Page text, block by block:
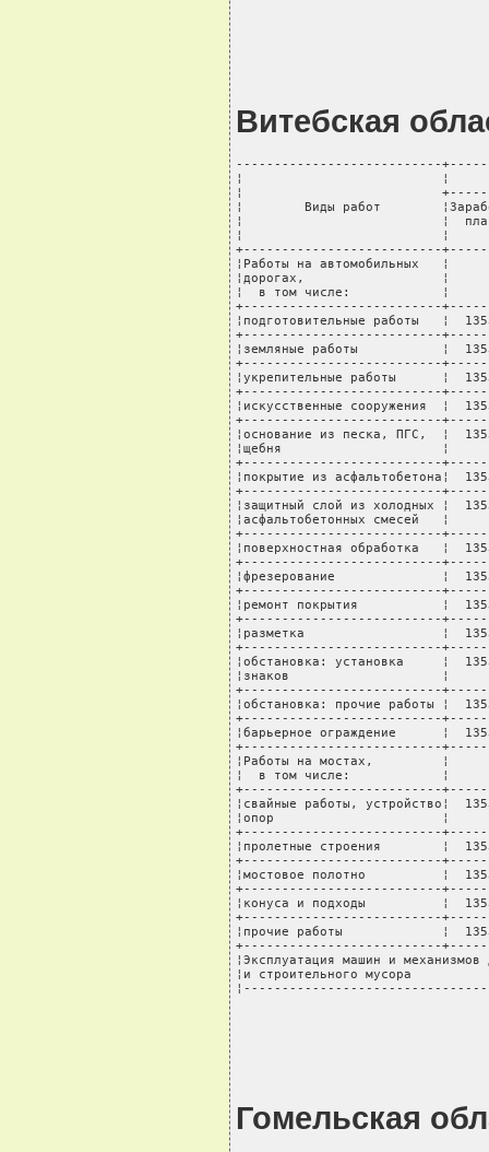
Витебская
---------------------------
¦                          ¦
¦
¦        Виды работ
¦                          ¦  плата
¦                          ¦
+--------------------------
¦Работы на
¦дорогах,
¦  в том числе:
+--------------------------
¦подготовительные работы   ¦
+--------------------------
¦земляные работы           ¦
+--------------------------
¦укрепительные работы      ¦
+--------------------------
¦искусственные сооружения  ¦
+--------------------------
¦основание из песка, ПГС,  ¦
¦щебня                     ¦
+--------------------------
¦покрытие из асфальтобетона¦
+--------------------------
¦защитный слой из холодных ¦
¦асфальтобетонных
+--------------------------
¦поверхностная обработка   ¦
+--------------------------
¦фрезерование              ¦
+--------------------------
¦ремонт покрытия           ¦
+--------------------------
¦разметка                  ¦
+--------------------------
¦обстановка: установка     ¦
¦знаков                    ¦
+--------------------------
¦обстановка: прочие работы ¦
+--------------------------
¦барьерное ограждение      ¦
+--------------------------
¦Работы на мостах,
¦  в том числе:
+--------------------------
¦свайные работы, устройство¦
¦опор                      ¦
+--------------------------
¦пролетные строения        ¦
+--------------------------
¦мостовое полотно          ¦
+--------------------------
¦конуса и подходы          ¦
+--------------------------
¦прочие работы             ¦
+--------------------------
¦Эксплуатация машин и
¦и строительного
Гомельская